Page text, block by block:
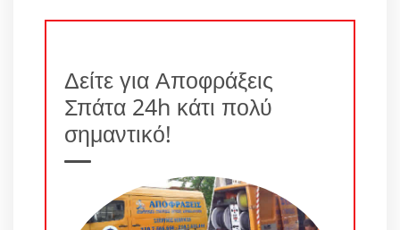
Δείτε για Αποφράξεις
Σπάτα 24h κάτι πολύ
σημαντικό!